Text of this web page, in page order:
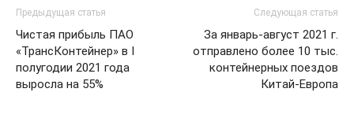
Предыдущая статья
Чистая прибыль ПАО
«ТрансКонтейнер» в I
полугодии 2021 года
выросла на 55%
Следующая статья
За январь-август 2021 г.
отправлено более 10 тыс.
контейнерных поездов
Китай-Европа